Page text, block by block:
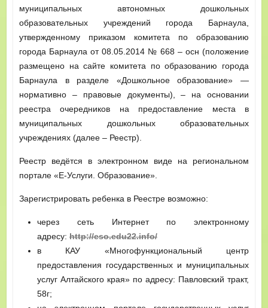
муниципальных автономных дошкольных
образовательных учреждений города Барнаула,
утвержденному приказом комитета по образованию
города Барнаула от 08.05.2014 № 668 – осн (положение
размещено на сайте комитета по образованию города
Барнаула в разделе «Дошкольное образование» —
нормативно – правовые документы), – на основании
реестра очередников на предоставление места в
муниципальных дошкольных образовательных
учреждениях (далее – Реестр).
Реестр ведётся в электронном виде на региональном
портале «Е-Услуги. Образование».
Зарегистрировать ребенка в Реестре возможно:
через сеть Интернет по электронному
адресу: http://eso.edu22.info/
в КАУ «Многофункциональный центр
предоставления государственных и муниципальных
услуг Алтайского края» по адресу: Павловский тракт,
58г;